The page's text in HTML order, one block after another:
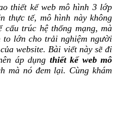
thiết kế web mô hình 3 lớp
thực tế, mô hình này không
trúc hệ thống mạng, mà
to lớn cho trải nghiệm người
website. Bài viết này sẽ đi
áp dụng thiết kế web mô
mà nó đem lại. Cùng khám